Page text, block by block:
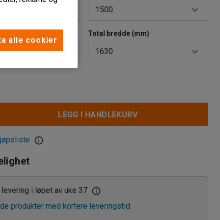
1500
900
1500
Total bredde (mm)
1630
LEGG I HANDLEKURV
i løpet av uke 37
produkter med kortere leveringstid
alle cookier